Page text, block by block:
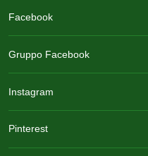
Facebook
Gruppo Facebook
Instagram
Pinterest